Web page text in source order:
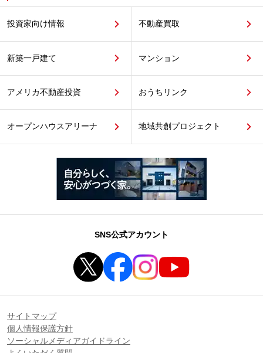
投資家向け情報 不動産買取
新築一戸建て マンション
アメリカ不動産投資 おうちリンク
オープンハウスアリーナ 地域共創プロジェクト
SNS公式アカウント
サイトマップ
個人情報保護方針
ソーシャルメディアガイドライン